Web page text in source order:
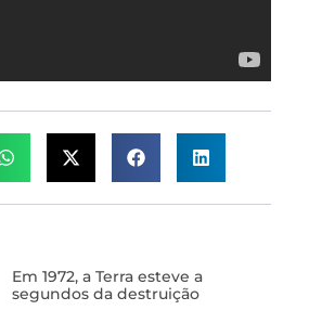
Em 1972, a Terra esteve a
segundos da destruição